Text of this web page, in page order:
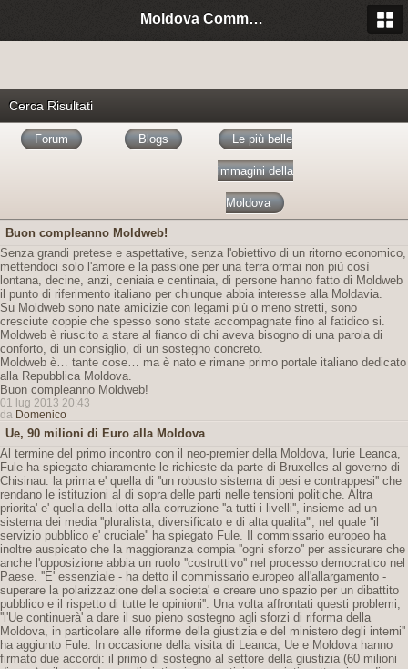
Moldova Community Italia
Cerca Risultati
Forum Blogs Le più belle
immagini della
Moldova
Buon compleanno Moldweb!
Senza grandi pretese e aspettative, senza l'obiettivo di un ritorno economico,
mettendoci solo l'amore e la passione per una terra ormai non più così
lontana, decine, anzi, ceniaia e centinaia, di persone hanno fatto di Moldweb
il punto di riferimento italiano per chiunque abbia interesse alla Moldavia.
Su Moldweb sono nate amicizie con legami più o meno stretti, sono
cresciute coppie che spesso sono state accompagnate fino al fatidico si.
Moldweb è riuscito a stare al fianco di chi aveva bisogno di una parola di
conforto, di un consiglio, di un sostegno concreto.
Moldweb è… tante cose… ma è nato e rimane primo portale italiano dedicato
alla Repubblica Moldova.
Buon compleanno Moldweb!
01 lug 2013 20:43
da Domenico
Ue, 90 milioni di Euro alla Moldova
Al termine del primo incontro con il neo-premier della Moldova, Iurie Leanca,
Fule ha spiegato chiaramente le richieste da parte di Bruxelles al governo di
Chisinau: la prima e' quella di ''un robusto sistema di pesi e contrappesi'' che
rendano le istituzioni al di sopra delle parti nelle tensioni politiche. Altra
priorita' e' quella della lotta alla corruzione ''a tutti i livelli'', insieme ad un
sistema dei media ''pluralista, diversificato e di alta qualita''', nel quale ''il
servizio pubblico e' cruciale'' ha spiegato Fule. Il commissario europeo ha
inoltre auspicato che la maggioranza compia ''ogni sforzo'' per assicurare che
anche l'opposizione abbia un ruolo ''costruttivo'' nel processo democratico nel
Paese. ''E' essenziale - ha detto il commissario europeo all'allargamento -
superare la polarizzazione della societa' e creare uno spazio per un dibattito
pubblico e il rispetto di tutte le opinioni''. Una volta affrontati questi problemi,
''l'Ue continuerà' a dare il suo pieno sostegno agli sforzi di riforma della
Moldova, in particolare alle riforme della giustizia e del ministero degli interni''
ha aggiunto Fule. In occasione della visita di Leanca, Ue e Moldova hanno
firmato due accordi: il primo di sostegno al settore della giustizia (60 milioni